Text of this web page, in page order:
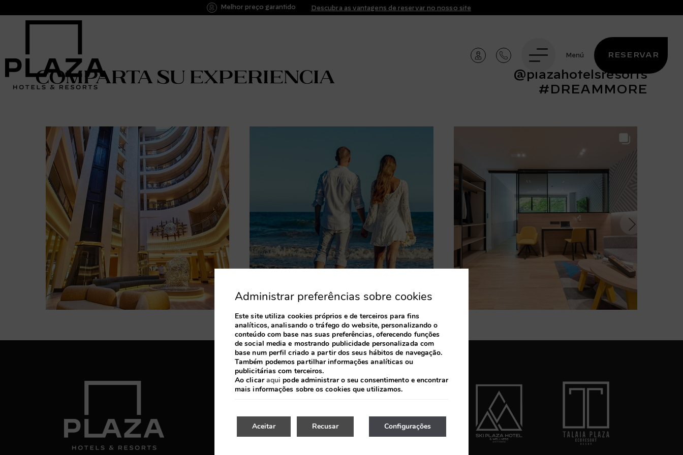
Melhor preço garantido Descubra as vantagens de reservar no nosso site
Menú RESERVAR
Comparta su experiencia
@plazahotelsresorts
#DREAMMORE
Administrar preferências sobre cookies
Este site utiliza cookies próprios e de terceiros para fins
analíticos, analisando o tráfego do website, personalizando o
conteúdo com base nas suas preferências, oferecendo funções
de social media e mostrando publicidade personalizada com
base num perfil criado a partir dos seus hábitos de navegação.
Também podemos partilhar informações analíticas ou
publicitárias com terceiros.
Ao clicaraqui pode administrar o seu consentimento e encontrar
mais informações sobre os cookies que utilizamos.
Aceitar Configurações
Recusar